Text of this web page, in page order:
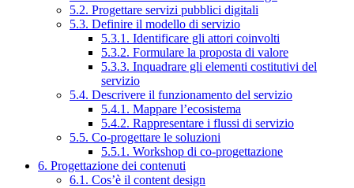
5.2. Progettare servizi pubblici digitali
5.3. Definire il modello di servizio
5.3.1. Identificare gli attori coinvolti
5.3.2. Formulare la proposta di valore
5.3.3. Inquadrare gli elementi costitutivi del
servizio
5.4. Descrivere il funzionamento del servizio
5.4.1. Mappare l’ecosistema
5.4.2. Rappresentare i flussi di servizio
5.5. Co-progettare le soluzioni
5.5.1. Workshop di co-progettazione
6. Progettazione dei contenuti
6.1. Cos’è il content design